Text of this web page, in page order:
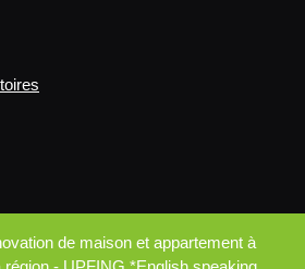
de maison et appartement à